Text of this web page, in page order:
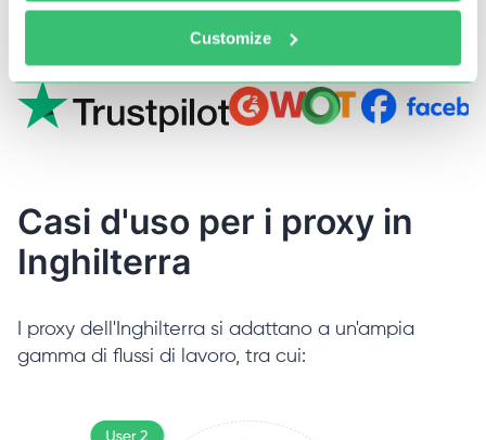
Customize
Siamo menzionati:
Casi d'uso per i proxy in
Inghilterra
I proxy dell'Inghilterra si adattano a un'ampia
gamma di flussi di lavoro, tra cui: